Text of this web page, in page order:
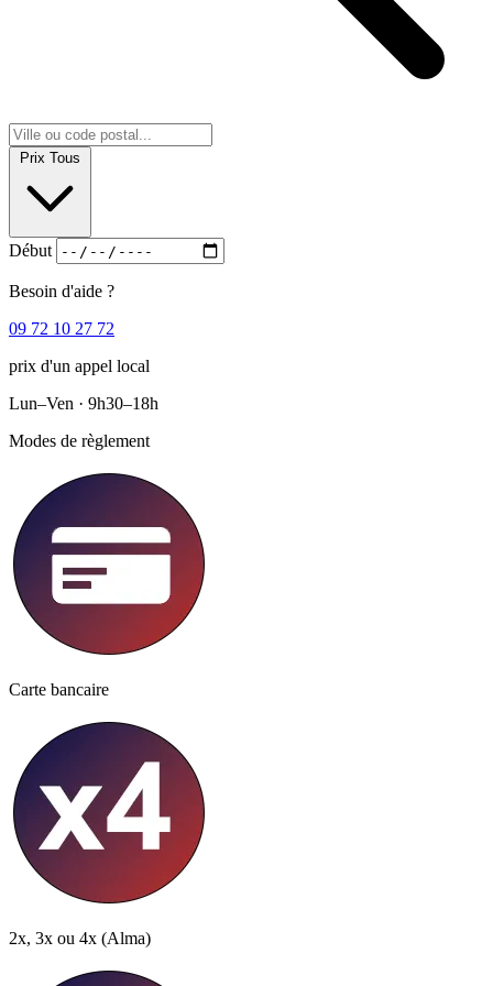
Prix Tous
Début
Besoin d'aide ?
09 72 10 27 72
prix d'un appel local
Lun–Ven · 9h30–18h
Modes de règlement
Carte bancaire
2x, 3x ou 4x (Alma)